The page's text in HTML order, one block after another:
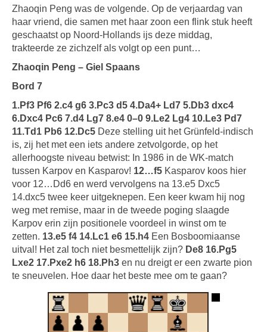
Zhaoqin Peng was de volgende. Op de verjaardag van
haar vriend, die samen met haar zoon een flink stuk heeft
geschaatst op Noord-Hollands ijs deze middag,
trakteerde ze zichzelf als volgt op een punt…
Zhaoqin Peng – Giel Spaans
Bord 7
1.Pf3 Pf6 2.c4 g6 3.Pc3 d5 4.Da4+ Ld7 5.Db3 dxc4
6.Dxc4 Pc6 7.d4 Lg7 8.e4 0–0 9.Le2 Lg4 10.Le3 Pd7
11.Td1 Pb6 12.Dc5 Deze stelling uit het Grünfeld-indisch
is, zij het met een iets andere zetvolgorde, op het
allerhoogste niveau betwist: In 1986 in de WK-match
tussen Karpov en Kasparov! 12…f5 Kasparov koos hier
voor 12…Dd6 en werd vervolgens na 13.e5 Dxc5
14.dxc5 twee keer uitgeknepen. Een keer kwam hij nog
weg met remise, maar in de tweede poging slaagde
Karpov erin zijn positionele voordeel in winst om te
zetten. 13.e5 f4 14.Lc1 e6 15.h4 Een Bosboomiaanse
uitval! Het zal toch niet besmettelijk zijn? De8 16.Pg5
Lxe2 17.Pxe2 h6 18.Ph3 en nu dreigt er een zwarte pion
te sneuvelen. Hoe daar het beste mee om te gaan?